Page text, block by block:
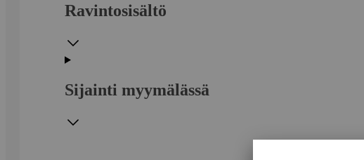
Ravintosisältö
Sijainti myymälässä